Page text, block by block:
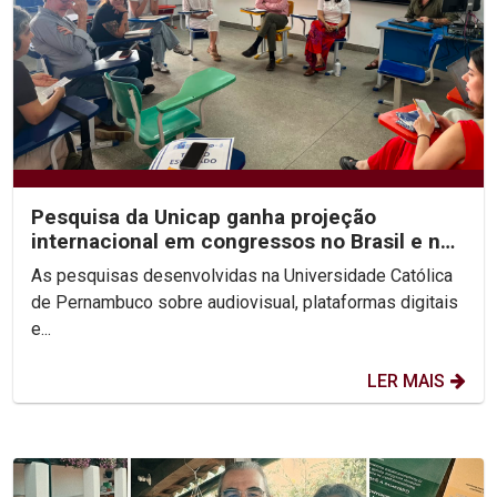
Pesquisa da Unicap ganha projeção
internacional em congressos no Brasil e no
México
As pesquisas desenvolvidas na Universidade Católica
de Pernambuco sobre audiovisual, plataformas digitais
e...
LER MAIS